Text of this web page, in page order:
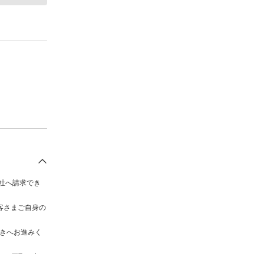
へ請求でき
さまご自身の
へお進みく